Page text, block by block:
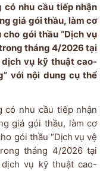
có nhu cầu tiếp nhận
giá gói thầu, làm cơ
gói thầu “Dịch vụ
tháng 4/2026 tại
vụ kỹ thuật cao-
với nội dung cụ thể
có nhu cầu tiếp nhận
giá gói thầu, làm cơ
gói thầu “Dịchvụ vệ
tháng 4/2026 tại
vụ kỹ thuật cao-